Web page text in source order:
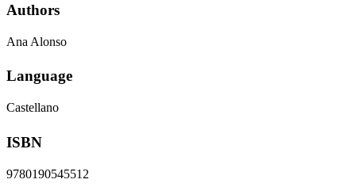
Authors
Ana Alonso
Language
Castellano
ISBN
9780190545512